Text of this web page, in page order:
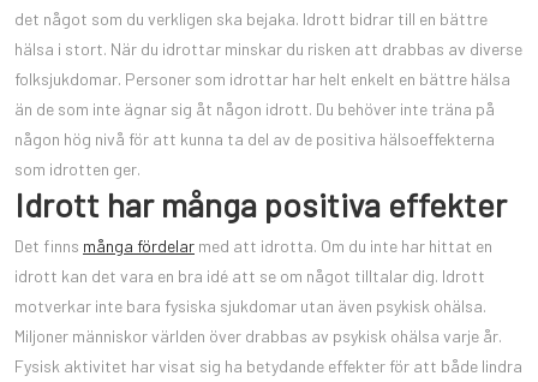
det något som du verkligen ska bejaka. Idrott bidrar till en bättre
hälsa i stort. När du idrottar minskar du risken att drabbas av diverse
folksjukdomar. Personer som idrottar har helt enkelt en bättre hälsa
än de som inte ägnar sig åt någon idrott. Du behöver inte träna på
någon hög nivå för att kunna ta del av de positiva hälsoeffekterna
som idrotten ger.
Idrott har många positiva effekter
Det finns många fördelar med att idrotta. Om du inte har hittat en
idrott kan det vara en bra idé att se om något tilltalar dig. Idrott
motverkar inte bara fysiska sjukdomar utan även psykisk ohälsa.
Miljoner människor världen över drabbas av psykisk ohälsa varje år.
Fysisk aktivitet har visat sig ha betydande effekter för att både lindra